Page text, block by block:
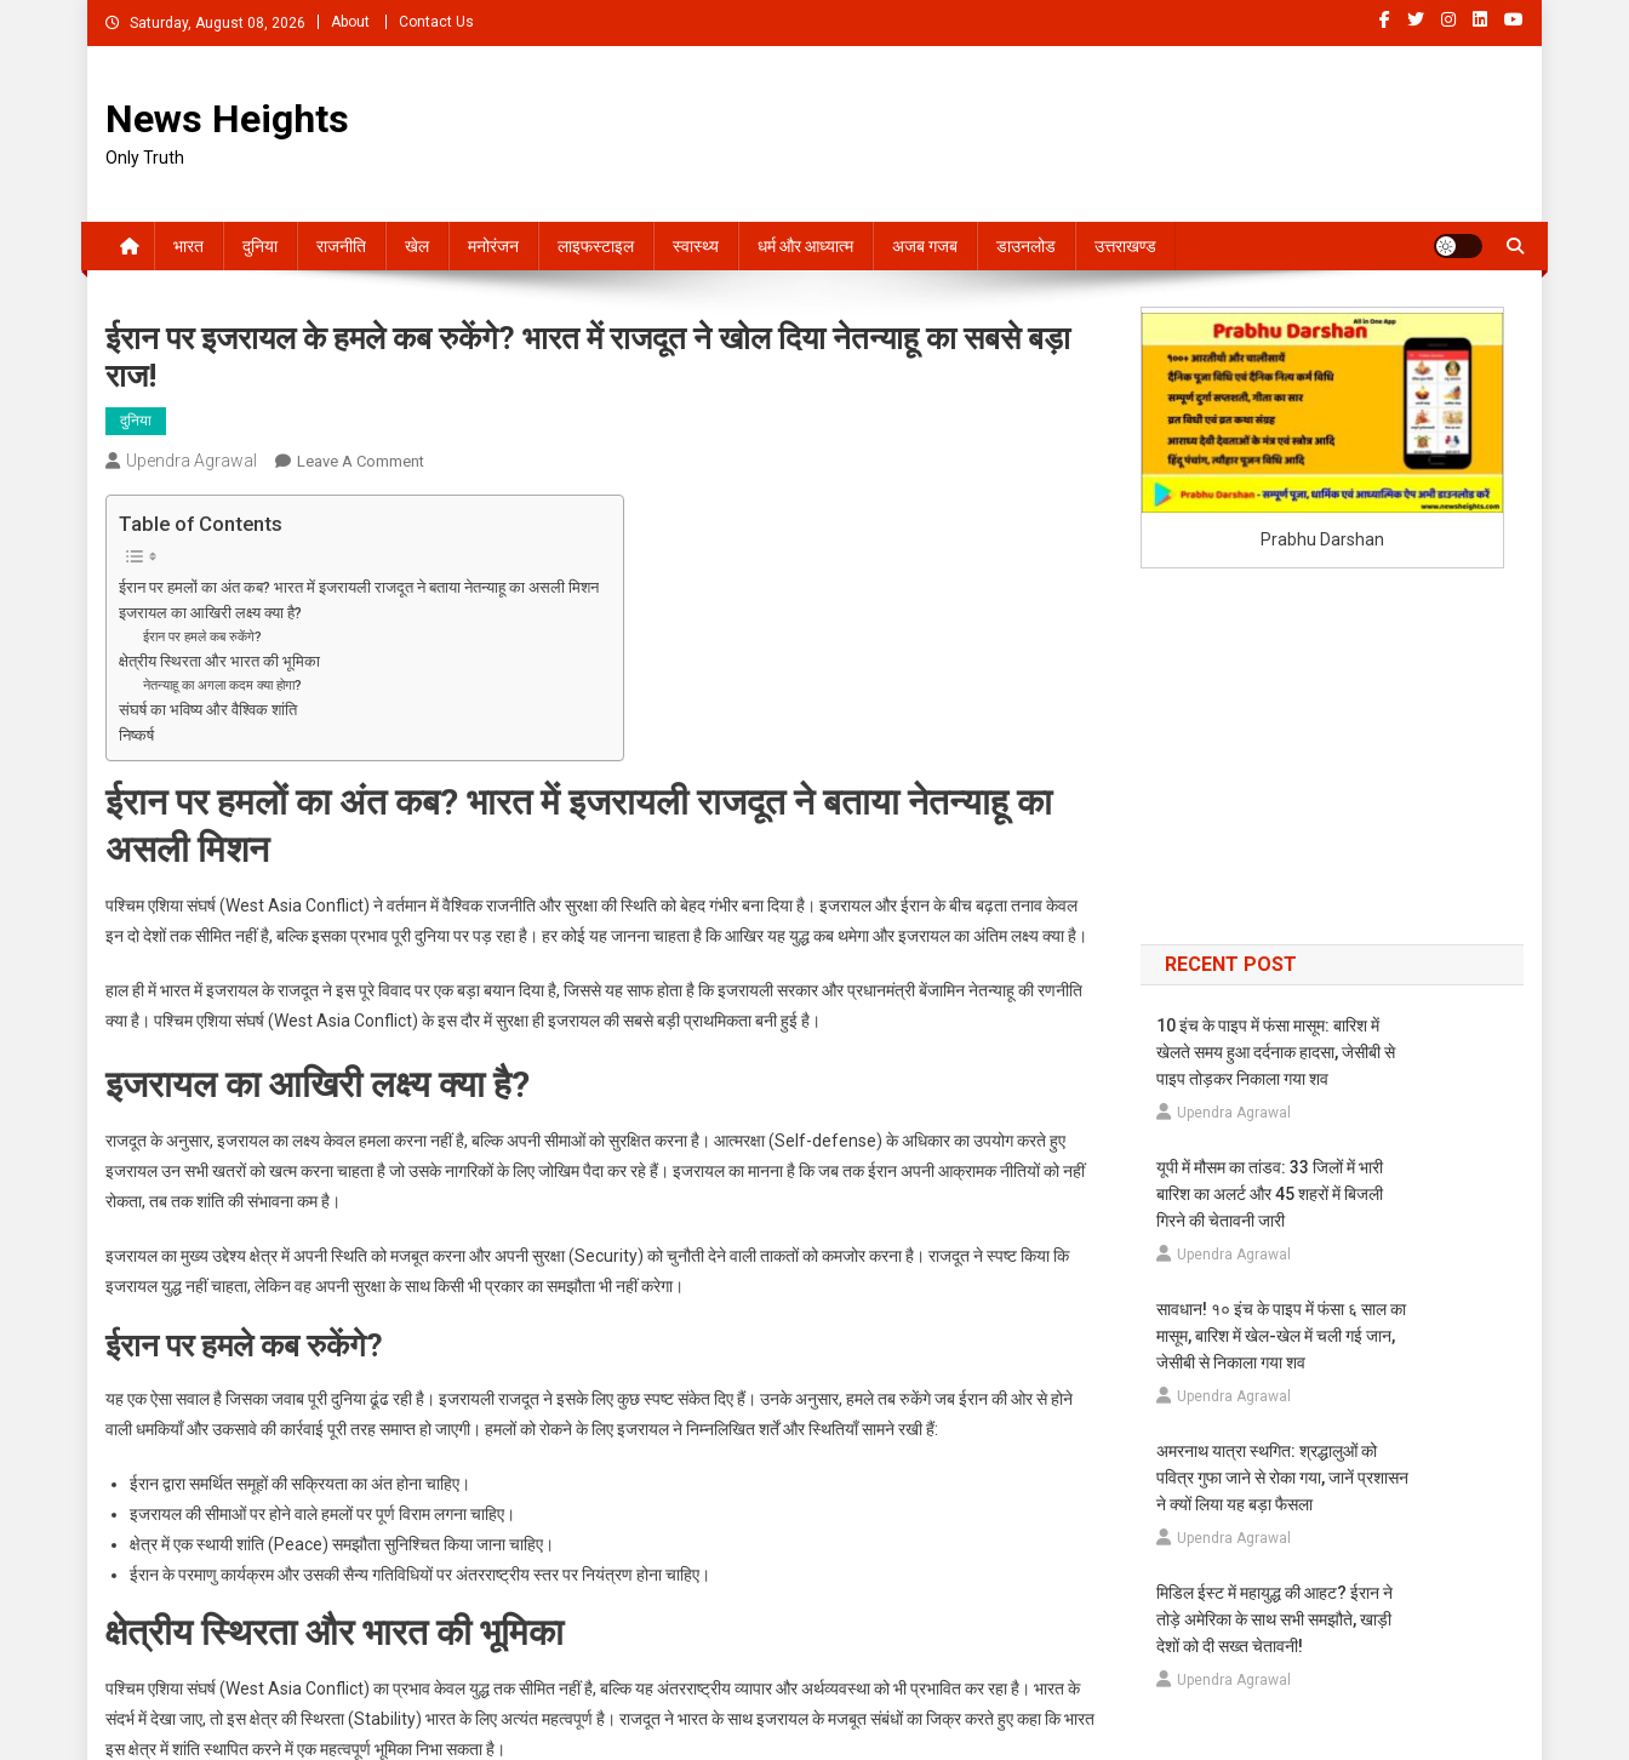
Skip
to
Saturday, August 08, 2026 About Contact Us
News Heights
Only Truth
भारत दुनिया राजनीति खेल मनोरंजन लाइफस्टाइल स्वास्थ्य धर्म और आध्यात्म अजब गजब डाउनलोड उत्तराखण्ड
ईरान पर इजरायल के हमले कब रुकेंगे? भारत में राजदूत ने खोल दिया नेतन्याहू का सबसे बड़ा
राज!
दुनिया
Upendra Agrawal Leave A CommentOn
ने
खोल
सबसे
बड़ा
Table of Contents
ईरान पर हमलों का अंत कब? भारत में इजरायली राजदूत ने बताया नेतन्याहू का असली मिशन
इजरायल का आखिरी लक्ष्य क्या है?
ईरान पर हमले कब रुकेंगे?
क्षेत्रीय स्थिरता और भारत की भूमिका
नेतन्याहू का अगला कदम क्या होगा?
संघर्ष का भविष्य और वैश्विक शांति
निष्कर्ष
ईरान पर हमलों का अंत कब? भारत में इजरायली राजदूत ने बताया नेतन्याहू का
असली मिशन
पश्चिम एशिया संघर्ष (West Asia Conflict) ने वर्तमान में वैश्विक राजनीति और सुरक्षा की स्थिति को बेहद गंभीर बना दिया है। इजरायल और ईरान के बीच बढ़ता तनाव केवल
इन दो देशों तक सीमित नहीं है, बल्कि इसका प्रभाव पूरी दुनिया पर पड़ रहा है। हर कोई यह जानना चाहता है कि आखिर यह युद्ध कब थमेगा और इजरायल का अंतिम लक्ष्य क्या है।
हाल ही में भारत में इजरायल के राजदूत ने इस पूरे विवाद पर एक बड़ा बयान दिया है, जिससे यह साफ होता है कि इजरायली सरकार और प्रधानमंत्री बेंजामिन नेतन्याहू की रणनीति
क्या है। पश्चिम एशिया संघर्ष (West Asia Conflict) के इस दौर में सुरक्षा ही इजरायल की सबसे बड़ी प्राथमिकता बनी हुई है।
इजरायल का आखिरी लक्ष्य क्या है?
राजदूत के अनुसार, इजरायल का लक्ष्य केवल हमला करना नहीं है, बल्कि अपनी सीमाओं को सुरक्षित करना है। आत्मरक्षा (Self-defense) के अधिकार का उपयोग करते हुए
इजरायल उन सभी खतरों को खत्म करना चाहता है जो उसके नागरिकों के लिए जोखिम पैदा कर रहे हैं। इजरायल का मानना है कि जब तक ईरान अपनी आक्रामक नीतियों को नहीं
रोकता, तब तक शांति की संभावना कम है।
इजरायल का मुख्य उद्देश्य क्षेत्र में अपनी स्थिति को मजबूत करना और अपनी सुरक्षा (Security) को चुनौती देने वाली ताकतों को कमजोर करना है। राजदूत ने स्पष्ट किया कि
इजरायल युद्ध नहीं चाहता, लेकिन वह अपनी सुरक्षा के साथ किसी भी प्रकार का समझौता भी नहीं करेगा।
ईरान पर हमले कब रुकेंगे?
यह एक ऐसा सवाल है जिसका जवाब पूरी दुनिया ढूंढ रही है। इजरायली राजदूत ने इसके लिए कुछ स्पष्ट संकेत दिए हैं। उनके अनुसार, हमले तब रुकेंगे जब ईरान की ओर से होने
वाली धमकियाँ और उकसावे की कार्रवाई पूरी तरह समाप्त हो जाएगी। हमलों को रोकने के लिए इजरायल ने निम्नलिखित शर्तें और स्थितियाँ सामने रखी हैं:
ईरान द्वारा समर्थित समूहों की सक्रियता का अंत होना चाहिए।
इजरायल की सीमाओं पर होने वाले हमलों पर पूर्ण विराम लगना चाहिए।
क्षेत्र में एक स्थायी शांति (Peace) समझौता सुनिश्चित किया जाना चाहिए।
ईरान के परमाणु कार्यक्रम और उसकी सैन्य गतिविधियों पर अंतरराष्ट्रीय स्तर पर नियंत्रण होना चाहिए।
क्षेत्रीय स्थिरता और भारत की भूमिका
पश्चिम एशिया संघर्ष (West Asia Conflict) का प्रभाव केवल युद्ध तक सीमित नहीं है, बल्कि यह अंतरराष्ट्रीय व्यापार और अर्थव्यवस्था को भी प्रभावित कर रहा है। भारत के
संदर्भ में देखा जाए, तो इस क्षेत्र की स्थिरता (Stability) भारत के लिए अत्यंत महत्वपूर्ण है। राजदूत ने भारत के साथ इजरायल के मजबूत संबंधों का जिक्र करते हुए कहा कि भारत
इस क्षेत्र में शांति स्थापित करने में एक महत्वपूर्ण भूमिका निभा सकता है।
Prabhu Darshan
RECENT POST
10 इंच के पाइप में फंसा मासूम: बारिश में
खेलते समय हुआ दर्दनाक हादसा, जेसीबी से
पाइप तोड़कर निकाला गया शव
Upendra Agrawal
यूपी में मौसम का तांडव: 33 जिलों में भारी
बारिश का अलर्ट और 45 शहरों में बिजली
गिरने की चेतावनी जारी
Upendra Agrawal
सावधान! १० इंच के पाइप में फंसा ६ साल का
मासूम, बारिश में खेल-खेल में चली गई जान,
जेसीबी से निकाला गया शव
Upendra Agrawal
अमरनाथ यात्रा स्थगित: श्रद्धालुओं को
पवित्र गुफा जाने से रोका गया, जानें प्रशासन
ने क्यों लिया यह बड़ा फैसला
Upendra Agrawal
मिडिल ईस्ट में महायुद्ध की आहट? ईरान ने
तोड़े अमेरिका के साथ सभी समझौते, खाड़ी
देशों को दी सख्त चेतावनी!
Upendra Agrawal